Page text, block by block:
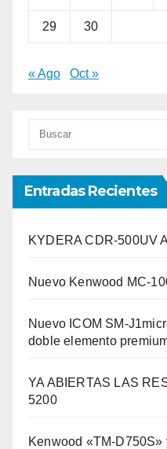
29 30
« Ago Oct »
Entradas Recientes
KYDERA CDR-500UV
Nuevo Kenwood MC-
Nuevo ICOM SM-
doble elemento
YA ABIERTAS LAS
5200
Kenwood «TM-D750S»